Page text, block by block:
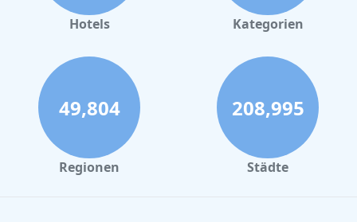
Luxushotels in Italien
Luxushotels im Sauerland
Luxushotels auf den Kanarischen Inseln
Luxushotels auf Fuerteventura
Luxushotels in der Provinz Antalya
Hotels Kategorien
49,804
Regionen
208,995
Städte